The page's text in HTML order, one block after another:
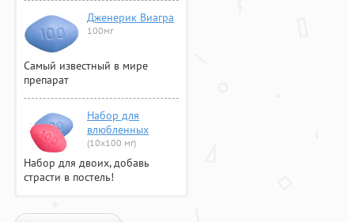
Дженерик Виагра
100мг
Самый известный в мире
препарат
Набор для
влюбленных
(10х100 мг)
Набор для двоих, добавь
страсти в постель!